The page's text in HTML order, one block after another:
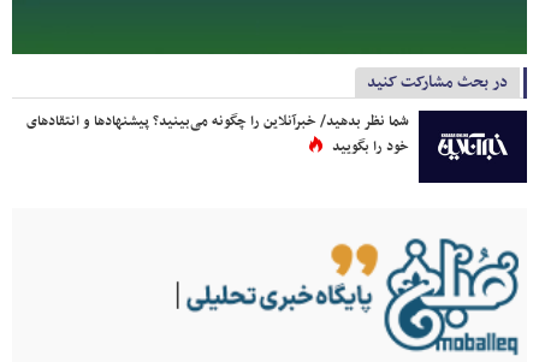
در بحث مشارکت کنید
شما نظر بدهید/ خبرآنلاین را چگونه می‌بینید؟ پیشنهادها و انتقادهای
خود را بگویید